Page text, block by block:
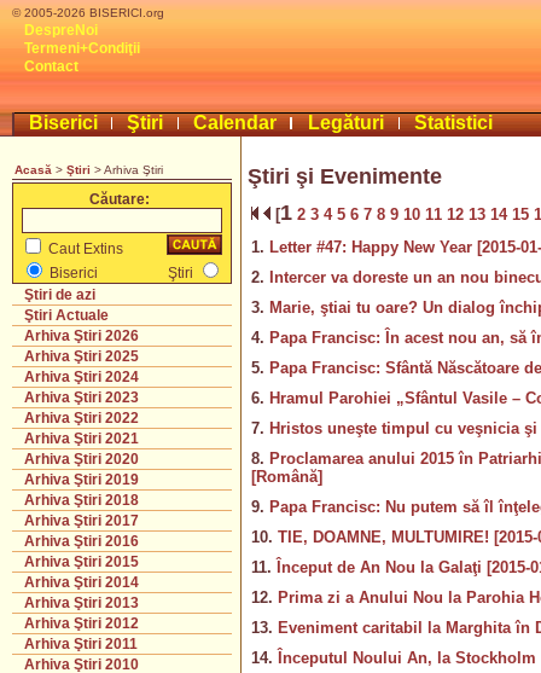
© 2005-2026 BISERICI.org
DespreNoi
Termeni+Condiţii
Contact
Biserici Ştiri Calendar Legături Statistici
Acasă > Ştiri > Arhiva Ştiri
Căutare:
Caut Extins
Biserici
Ştiri
Ştiri de azi
Ştiri Actuale
Arhiva Ştiri 2026
Arhiva Ştiri 2025
Arhiva Ştiri 2024
Arhiva Ştiri 2023
Arhiva Ştiri 2022
Arhiva Ştiri 2021
Arhiva Ştiri 2020
Arhiva Ştiri 2019
Arhiva Ştiri 2018
Arhiva Ştiri 2017
Arhiva Ştiri 2016
Arhiva Ştiri 2015
Arhiva Ştiri 2014
Arhiva Ştiri 2013
Arhiva Ştiri 2012
Arhiva Ştiri 2011
Arhiva Ştiri 2010
Ştiri şi Evenimente
[1 2 3 4 5 6 7 8 9 10 11 12 13 14 15
1. Letter #47: Happy New Year [2015-
2. Intercer va doreste un an nou
3. Marie, ştiai tu oare? Un dialog
4. Papa Francisc: În acest nou an, să
5. Papa Francisc: Sfântă Născătoare
6. Hramul Parohiei „Sfântul Vasile –
7. Hristos uneşte timpul cu veşnicia şi
8. Proclamarea anului 2015 în
[Română]
9. Papa Francisc: Nu putem să îl
10. TIE, DOAMNE, MULTUMIRE!
11. Început de An Nou la Galaţi [2015-
12. Prima zi a Anului Nou la Parohia
13. Eveniment caritabil la Marghita în
14. Începutul Noului An, la Stockholm